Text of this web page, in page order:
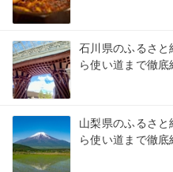
石川県のふるさ
ら使い道まで徹底
山梨県のふるさ
ら使い道まで徹底